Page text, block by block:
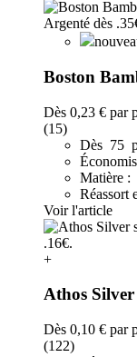
Boston
Dès 0,23 € par
(15)
Dès 75
Matière :
Réassort
Voir l'article
+
Athos
Dès 0,10 € par
(122)